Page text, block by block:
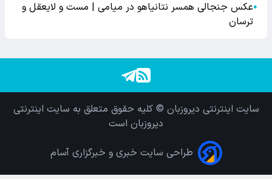
●عکس جنجالی همسر نتانیاهو در میامی | مست و لایعقل و
ترسان
سایت اینترنتی دیروزبان © کلیه حقوق متعلق به سایت اینترنتی
دیروزبان است
طراحی سایت خبری و خبرگزاری آسام